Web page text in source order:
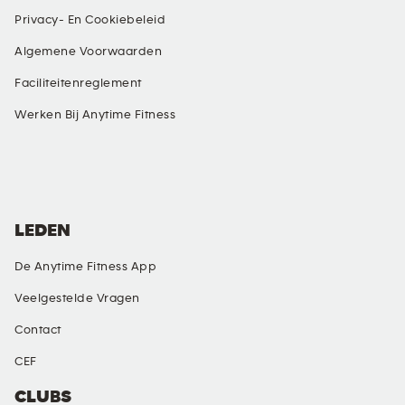
Privacy- En Cookiebeleid
Algemene Voorwaarden
Faciliteitenreglement
Werken Bij Anytime Fitness
CLUBS
LEDEN
De Anytime Fitness App
Veelgestelde Vragen
Contact
CEF